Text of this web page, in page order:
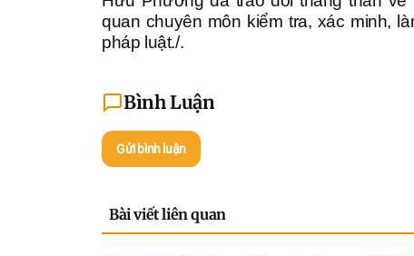
quan chuyên môn kiểm tra, xác minh,
pháp luật./.
Bình Luận
Gửi bình luận
Bài viết liên quan